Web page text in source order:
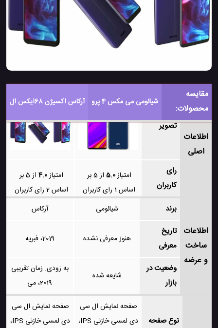
مقایسه
محصولات:
شیائومی می مکس 4 پرو آرکاس اکسیژن 68ایکس ال
اطلاعات
اصلی
تصویر
رای
کاربران
امتیاز5.0
از 5 بر
اساس 1 رای کاربران
امتیاز4.0
از 5 بر
اساس2 رای کاربران
اطلاعات
ساخت
و عرضه
برند شیائومی آرکاس
تاریخ
معرفی
هنوز معرفی نشده 2019، فبریه
وضعیت در
بازار
شایعه شده
به زودی. زمان تقریبی
2019، می
نوع صفحه
صفحه نمایش ال سی
دی لمسی خازنی IPS،
صفحه نمایش ال سی
دی لمسی خازنی IPS،